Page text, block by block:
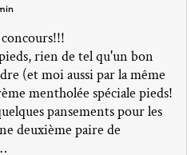
rien de tel qu'un bon
(et moi aussi par la même
mentholée spéciale pieds!
pansements pour les
deuxième paire de